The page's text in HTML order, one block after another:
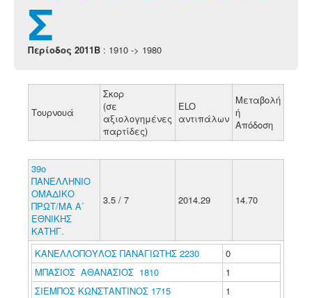
Σ
Περίοδος 2011B : 1910 -> 1980
Τουρνουά
Σκορ
(σε
αξιολογημένες
παρτίδες)
ELO
αντιπάλων
Μεταβολή
ή
Απόδοση
39ο
ΠΑΝΕΛΛΗΝΙΟ
ΟΜΑΔΙΚΟ
ΠΡΩΤ/ΜΑ Α΄
ΕΘΝΙΚΗΣ
ΚΑΤΗΓ.
3.5 / 7 2014.29 14.70
ΚΑΝΕΛΛΟΠΟΥΛΟΣ ΠΑΝΑΓΙΩΤΗΣ 2230
0
ΜΠΑΣΙΟΣ ΑΘΑΝΑΣΙΟΣ 1810
1
ΣΙΕΜΠΟΣ ΚΩΝΣΤΑΝΤΙΝΟΣ 1715
1